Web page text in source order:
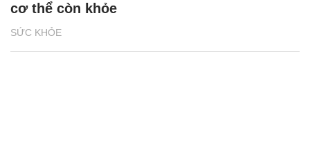
SỨC KHỎE
cơ thể còn khỏe